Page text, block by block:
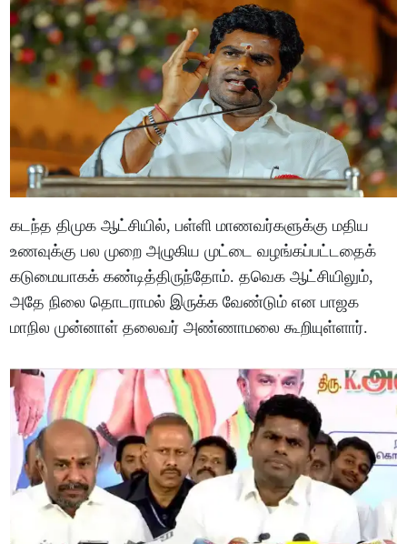
கடந்த திமுக ஆட்சியில், பள்ளி மாணவர்களுக்கு மதிய
உணவுக்கு பல முறை அழுகிய முட்டை வழங்கப்பட்டதைக்
கடுமையாகக் கண்டித்திருந்தோம். தவெக ஆட்சியிலும்,
அதே நிலை தொடராமல் இருக்க வேண்டும் என பாஜக
மாநில முன்னாள் தலைவர் அண்ணாமலை கூறியுள்ளார்.